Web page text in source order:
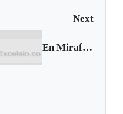
Next
En Miraflores capturaron a presunto responsable de homicidio de un fiscal en Medellín